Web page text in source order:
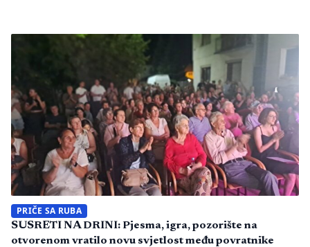
PRIČE SA RUBA
SUSRETI NA DRINI: Pjesma, igra, pozorište na
otvorenom vratilo novu svjetlost među povratnike